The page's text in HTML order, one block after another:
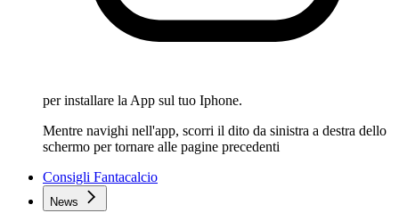
per installare la App sul tuo Iphone.
Mentre navighi nell'app, scorri il dito da sinistra a destra dello
schermo per tornare alle pagine precedenti
Consigli Fantacalcio
News